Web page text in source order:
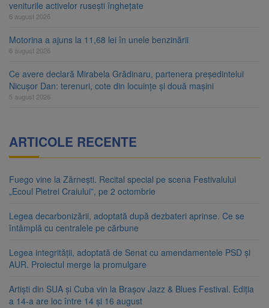
veniturile activelor rusești înghețate
6 august 2026
Motorina a ajuns la 11,68 lei în unele benzinării
6 august 2026
Ce avere declară Mirabela Grădinaru, partenera președintelui
Nicușor Dan: terenuri, cote din locuințe și două mașini
5 august 2026
ARTICOLE RECENTE
Fuego vine la Zărnești. Recital special pe scena Festivalului
„Ecoul Pietrei Craiului”, pe 2 octombrie
Legea decarbonizării, adoptată după dezbateri aprinse. Ce se
întâmplă cu centralele pe cărbune
Legea integrității, adoptată de Senat cu amendamentele PSD și
AUR. Proiectul merge la promulgare
Artiști din SUA și Cuba vin la Brașov Jazz & Blues Festival. Ediția
a 14-a are loc între 14 și 16 august